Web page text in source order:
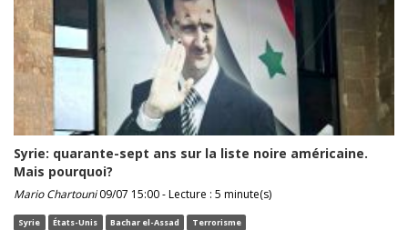
Syrie: quarante-sept ans sur la liste noire américaine.
Mais pourquoi?
Mario Chartouni09/07 15:00 - Lecture : 5 minute(s)
Syrie États-Unis Bachar el-Assad Terrorisme